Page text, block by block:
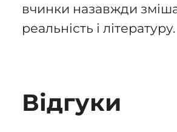
вчинки назавжди
реальність і літературу.
Відгуки